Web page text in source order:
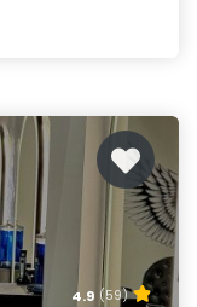
4.9 (59)